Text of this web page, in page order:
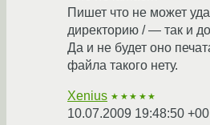
Пишет что не может
директорию / — так и
Да и не будет оно
файла такого нету.
Xenius ★★★★★
10.07.2009 19:48:50